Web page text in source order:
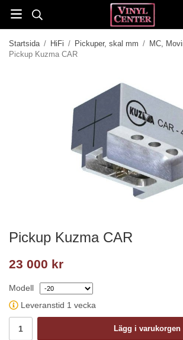
Startsida / HiFi / Pickuper, skal mm / MC,
Pickup Kuzma CAR
Pickup Kuzma CAR
23 000 kr
Modell
Leveranstid 1 vecka
Lägg i varukorgen